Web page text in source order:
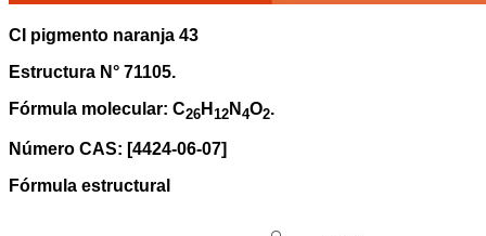
CI pigmento naranja 43
Estructura N° 71105.
Fórmula molecular: C26 H 12 N 4O2.
Número CAS: [4424-06-07]
Fórmula estructural